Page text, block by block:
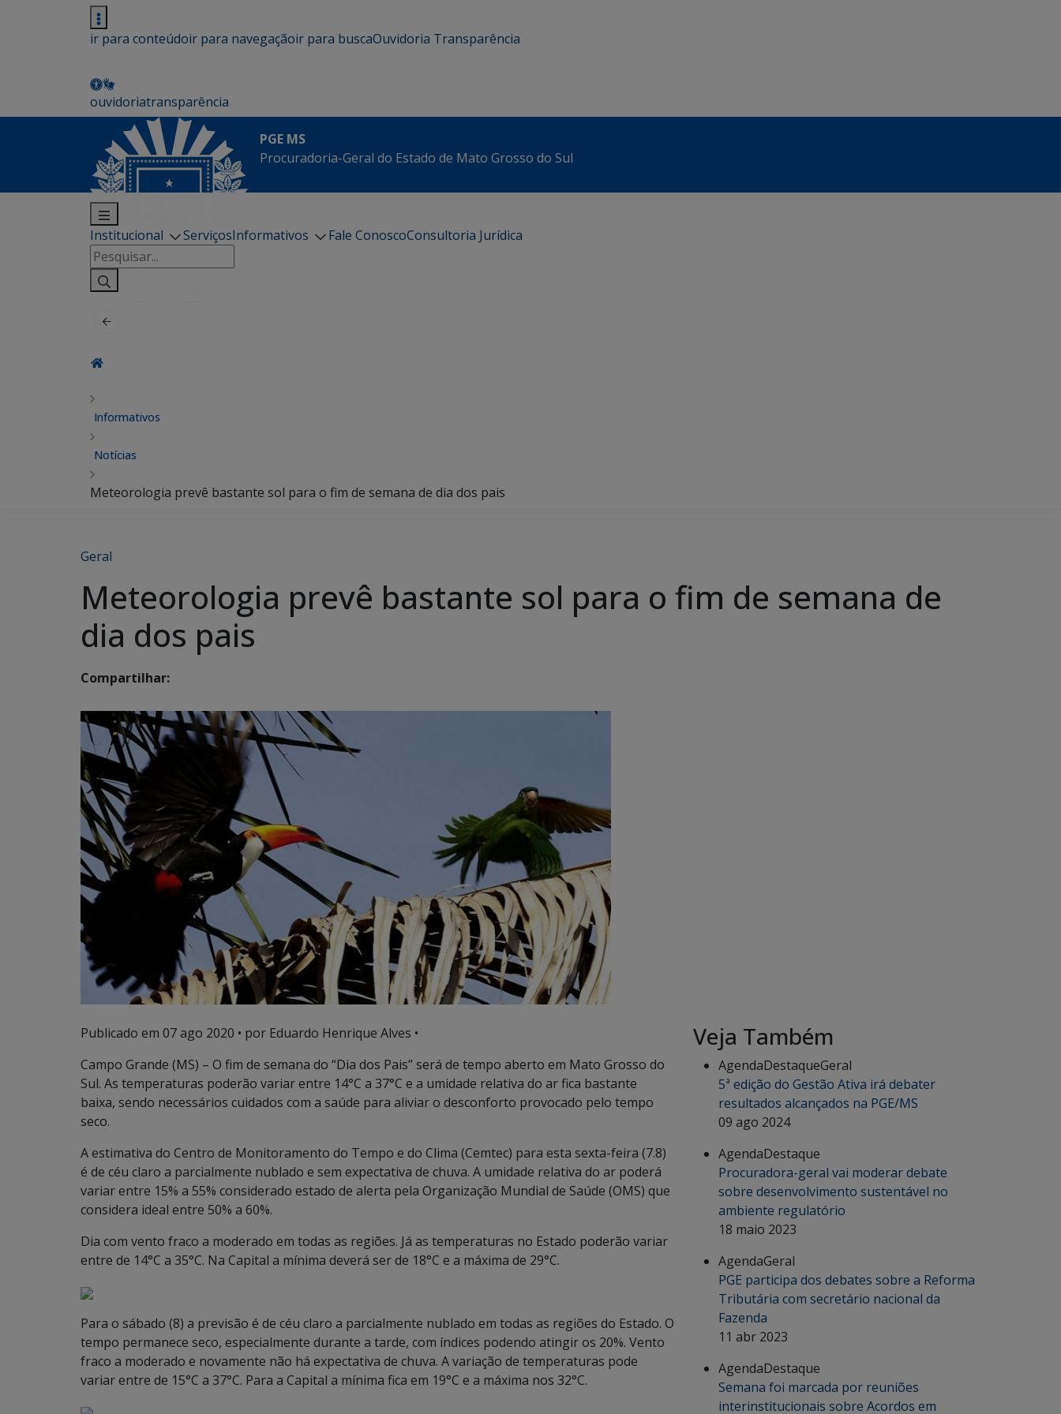
ir para conteúdoir para navegaçãoir para buscaOuvidoria Transparência
ouvidoriatransparência
PGE MS
Procuradoria-Geral do Estado de Mato Grosso do Sul
Institucional ServiçosInformativos Fale ConoscoConsultoria Jurídica
Pesquisar
por:
Informativos
Notícias
Meteorologia prevê bastante sol para o fim de semana de dia dos pais
Geral
Meteorologia prevê bastante sol para o fim de semana de
dia dos pais
Compartilhar:
Publicado em 07 ago 2020 • por Eduardo Henrique Alves •
Campo Grande (MS) – O fim de semana do “Dia dos Pais” será de tempo aberto em Mato Grosso do
Sul. As temperaturas poderão variar entre 14°C a 37°C e a umidade relativa do ar fica bastante
baixa, sendo necessários cuidados com a saúde para aliviar o desconforto provocado pelo tempo
seco.
A estimativa do Centro de Monitoramento do Tempo e do Clima (Cemtec) para esta sexta-feira (7.8)
é de céu claro a parcialmente nublado e sem expectativa de chuva. A umidade relativa do ar poderá
variar entre 15% a 55% considerado estado de alerta pela Organização Mundial de Saúde (OMS) que
considera ideal entre 50% a 60%.
Dia com vento fraco a moderado em todas as regiões. Já as temperaturas no Estado poderão variar
entre de 14°C a 35°C. Na Capital a mínima deverá ser de 18°C e a máxima de 29°C.
Para o sábado (8) a previsão é de céu claro a parcialmente nublado em todas as regiões do Estado. O
tempo permanece seco, especialmente durante a tarde, com índices podendo atingir os 20%. Vento
fraco a moderado e novamente não há expectativa de chuva. A variação de temperaturas pode
variar entre de 15°C a 37°C. Para a Capital a mínima fica em 19°C e a máxima nos 32°C.
Veja Também
AgendaDestaqueGeral
5ª edição do Gestão Ativa irá debater
resultados alcançados na PGE/MS
09 ago 2024
AgendaDestaque
Procuradora-geral vai moderar debate
sobre desenvolvimento sustentável no
ambiente regulatório
18 maio 2023
AgendaGeral
PGE participa dos debates sobre a Reforma
Tributária com secretário nacional da
Fazenda
11 abr 2023
AgendaDestaque
Semana foi marcada por reuniões
interinstitucionais sobre Acordos em